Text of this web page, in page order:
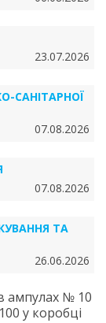
23.07.2026
САНІТАРНОЇ
07.08.2026
07.08.2026
ТА
26.06.2026
ампулах № 10
у коробці